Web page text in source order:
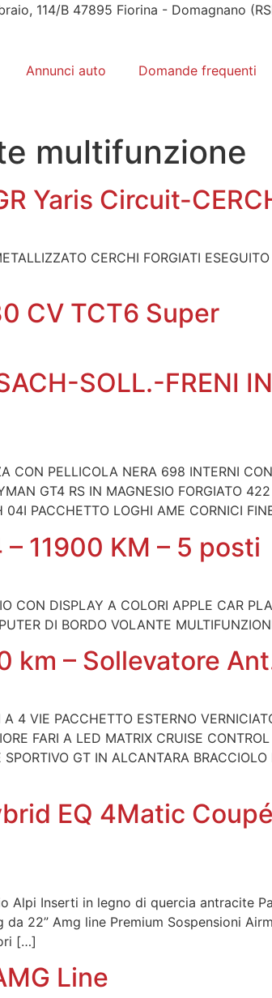
114/B 47895 Fiorina - Domagnano
Annunci auto Domande frequenti
multifunzione
Yaris Circuit-
CERCHI FORGIATI
CV TCT6 Super
SOLL.-FRENI
CON PELLICOLA NERA 698 INTERNI
GT4 RS IN MAGNESIO FORGIATO
PACCHETTO LOGHI AME CORNICI
11900 KM – 5 posti
CON DISPLAY A COLORI APPLE CAR
DI BORDO VOLANTE
km – Sollevatore
4 VIE PACCHETTO ESTERNO
FARI A LED MATRIX CRUISE
GT IN ALCANTARA
EQ 4Matic
Alpi Inserti in legno di quercia antracite
22” Amg line Premium Sospensioni
[…]
Line